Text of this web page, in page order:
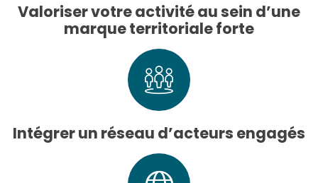
Valoriser votre activité au sein d’une
marque territoriale forte
Intégrer un réseau d’acteurs engagés